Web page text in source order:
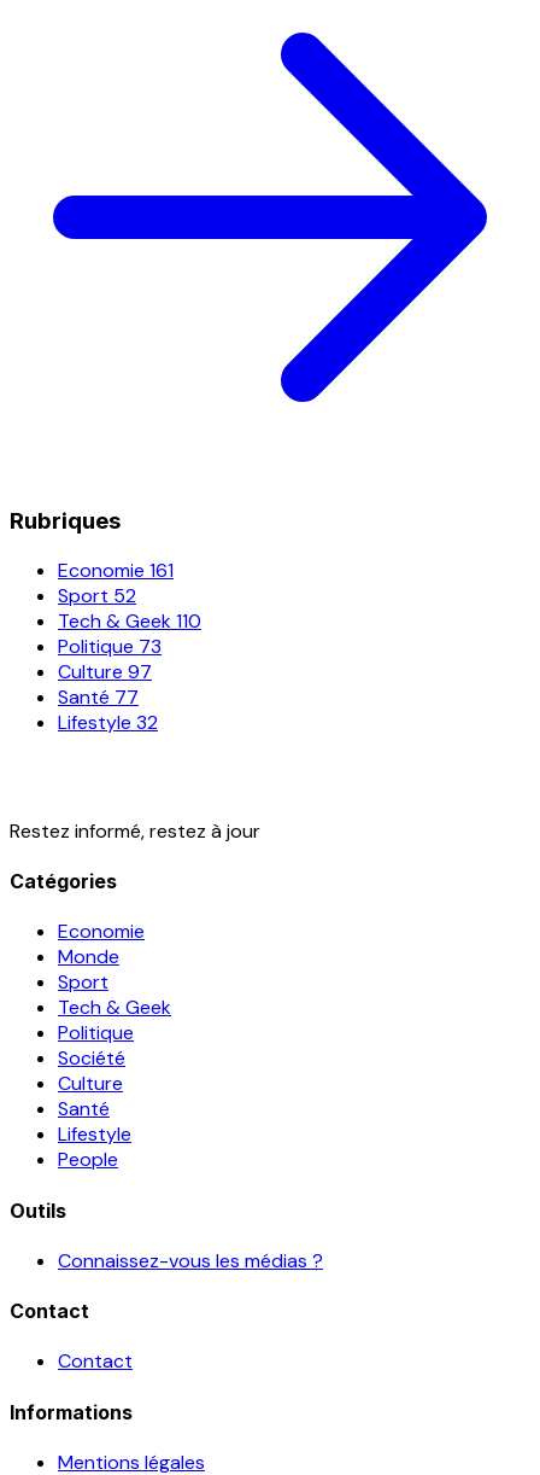
Rubriques
Economie 161
Sport 52
Tech & Geek110
Politique 73
Culture 97
Santé 77
Lifestyle 32
Restez informé, restez à jour
Catégories
Economie
Monde
Sport
Tech & Geek
Politique
Société
Culture
Santé
Lifestyle
People
Outils
Connaissez-vous les médias ?
Contact
Contact
Informations
Mentions légales